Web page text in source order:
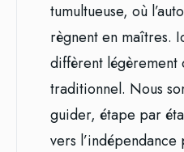
tumultueuse, où
règnent en maîtres.
diffèrent légèrement
traditionnel. Nous
guider, étape par
vers